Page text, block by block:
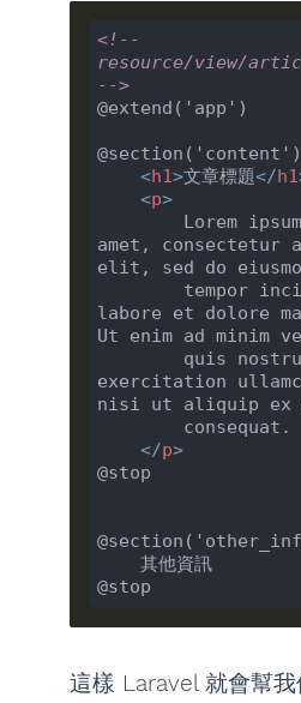
<!--
resource/view/
-->
@extend('app')
@section('content')
<h1>文章標題</h1
<p>
amet, consectetur
elit, sed do
labore et dolore
Ut enim ad minim
exercitation
nisi ut aliquip ex
</p>
@stop
    其他資訊
這樣 Laravel 就會幫